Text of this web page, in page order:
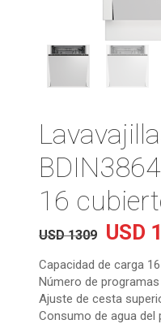
16
USD1309
original
USD
1309.
USD
Capacidad de carga
Número de programas
Ajuste de cesta
Consumo de agua del